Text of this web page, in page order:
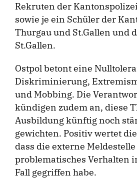
Rekruten der
sowie je ein Schüler der
Thurgau und St.Gallen und
St.Gallen.
Ostpol betont eine
Diskriminierung,
und Mobbing. Die
kündigen zudem an, diese
Ausbildung künftig noch
gewichten. Positiv wertet
dass die externe
problematisches Verhalten
Fall gegriffen habe.